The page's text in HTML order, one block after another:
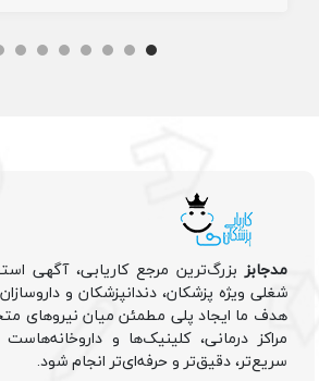
مدجابزبزرگ‌ترین مرجع کاریابی، آگهی
شغلی ویژه پزشکان، دندانپزشکان و
هدف ما ایجاد پلی مطمئن میان نیروهای
مراکز درمانی، کلینیک‌ها و
سریع‌تر، دقیق‌تر و حرفه‌ای‌تر انجام شود.